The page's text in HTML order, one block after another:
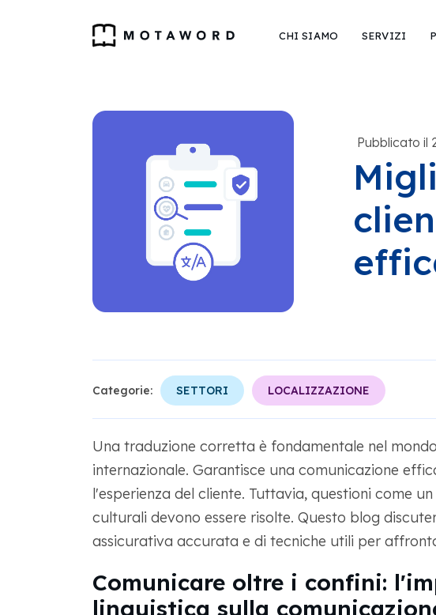
CHI SIAMO SERVIZI
Pubblicato il
Categorie: SETTORI LOCALIZZAZIONE
Una traduzione corretta è fondamentale nel
internazionale. Garantisce una comunicazione
l'esperienza del cliente. Tuttavia, questioni come
culturali devono essere risolte. Questo blog
assicurativa accurata e di tecniche utili per
Comunicare oltre i confini:
linguistica sulla